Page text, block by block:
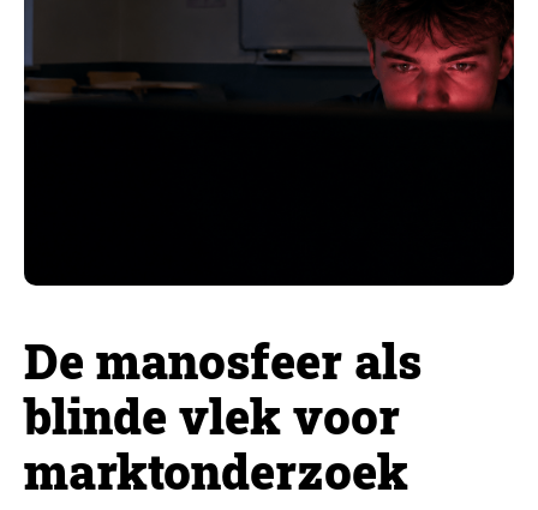
De manosfeer als
blinde vlek voor
marktonderzoek